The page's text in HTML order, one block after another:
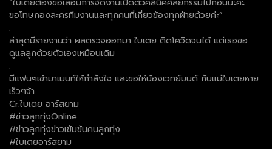
ขอโทษกองละครทีมงานและทุกคนที่เกี่ยวข้องทุกฝ่ายด้วยค่ะ”
.
ล่าสุดมีรายงานว่า ผลตรวจออกมา ใบเตย ติดโควิดจนได้ แต่เธอขอ
ดูแลลูกด้วยตัวเองเหมือนเดิม
.
มีแฟนๆเข้ามาเมนท์ให้กำลังใจ และขอให้น้องเวทย์มนต์ กับแม่ใบเตยหาย
เร็วๆจ้า
Cr.ใบเตย อาร์สยาม
#ข่าวลูกทุ่งOnline
#ข่าวลูกทุ่งข่าวเข้มข้นคนลูกทุ่ง
#ใบเตยอาร์สยาม